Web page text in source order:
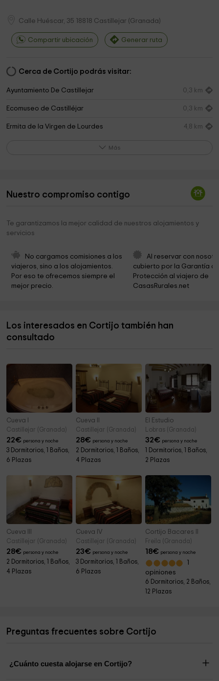
Calle Huéscar, 35 18818 Castillejar (Granada)
Compartir ubicación Generar ruta
Cerca de Cortijo podrás visitar:
Ayuntamiento De Castillejar 0,3 km
Ecomuseo de Castilléjar 0,3 km
Ermita de la Virgen de Lourdes 4,8 km
Iglesia Galera 8,5 km
Ermita de Galera
San Antonio
Iglesia Ermita de San Antonio de Padua - Almontaras
Parque Nuevo 11,7 km
Municipio de Huéscar
Más
Nuestro compromiso contigo
Te garantizamos la mejor calidad de nuestros alojamientos y
servicios
No cargamos comisiones a los
viajeros, sino a los alojamientos.
Por eso te ofrecemos siempre el
mejor precio.
Al reservar con
cubierto por la Garantía
Protección al viajero de
CasasRurales.net
Los interesados en Cortijo también han
consultado
Cueva I
Castillejar (Granada)
22€ persona y noche
3 Dormitorios, 1 Baños,
6 Plazas
Cueva II
Castillejar (Granada)
28€ persona y noche
2 Dormitorios, 1 Baños,
4 Plazas
El Estudio
Lobras (Granada)
32€ persona y noche
1 Dormitorios, 1 Baños,
2 Plazas
Cueva III
Castillejar (Granada)
28€ persona y noche
2 Dormitorios, 1 Baños,
4 Plazas
Cueva IV
Castillejar (Granada)
23€ persona y noche
3 Dormitorios, 1 Baños,
6 Plazas
Cortijo Bacares II
Freila (Granada)
18€ persona y noche
opiniones
6 Dormitorios, 2 Baños,
12 Plazas
Preguntas frecuentes sobre Cortijo
¿Cuánto cuesta alojarse en Cortijo?